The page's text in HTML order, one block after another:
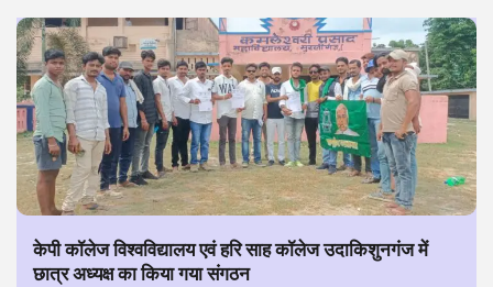
केपी कॉलेज विश्वविद्यालय एवं हरि साह कॉलेज उदाकिशुनगंज में
छात्र अध्यक्ष का किया गया संगठन